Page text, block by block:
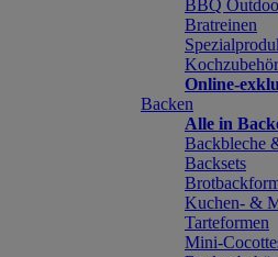
BBQ
Bratreinen
Kochzubehör
Online-
Backen
Alle in
Backbleche
Backsets
Kuchen- &
Tarteformen
Mini-